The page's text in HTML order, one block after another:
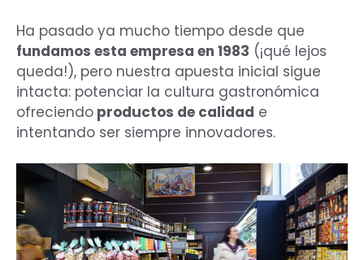
Ha pasado ya mucho tiempo desde que
fundamos esta empresa en 1983 (¡qué lejos
queda!), pero nuestra apuesta inicial sigue
intacta: potenciar la cultura gastronómica
ofreciendo productos de calidad e
intentando ser siempre innovadores.